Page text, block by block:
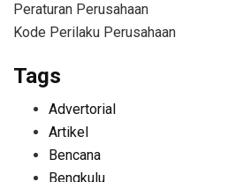
Peraturan Perusahaan
Kode Perilaku Perusahaan
Tags
Advertorial
Artikel
Bencana
Bengkulu